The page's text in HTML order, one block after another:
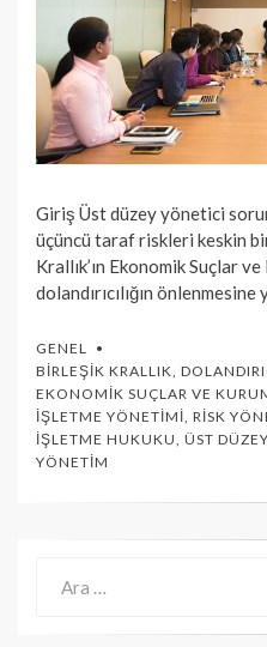
Giriş Üst düzey yönetici
üçüncü taraf riskleri keskin
Krallık’ın Ekonomik Suçlar
dolandırıcılığın
GENEL
BIRLEŞIK KRALLIK,
EKONOMIK SUÇLAR VE
İŞLETME YÖNETIMI, RISK
İŞLETME HUKUKU, ÜST
YÖNETIM